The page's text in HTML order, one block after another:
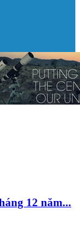
12 năm...